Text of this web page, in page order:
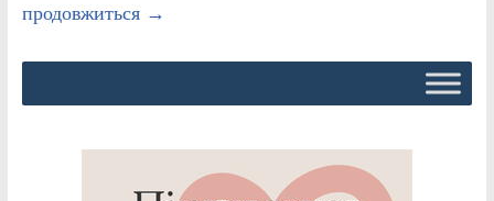
продовжиться →